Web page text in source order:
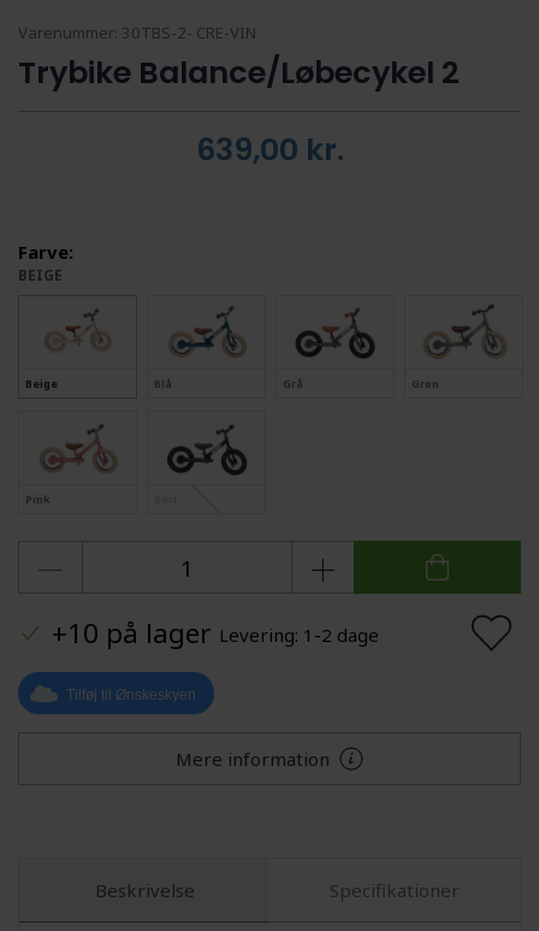
Varenummer: 30TBS-2- CRE-VIN
Trybike Balance/Løbecykel 2
639,00 kr.
Farve:
BEIGE
Beige Blå Grå Grøn
Pink
+10 på lager Levering: 1-2 dage
Tilføj til Ønskeskyen
Mere information
Beskrivelse Specifikationer